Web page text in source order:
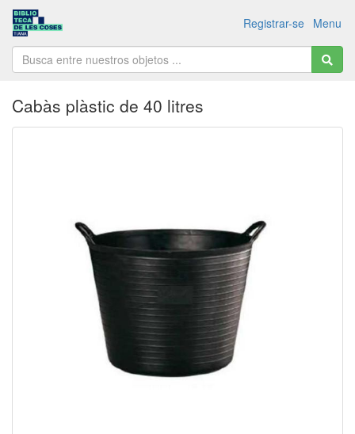
Menu
Registrar-se
Cabàs plàstic de 40 litres